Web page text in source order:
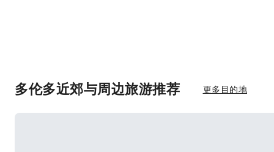
多伦多近郊与周边旅游推荐 更多目的地